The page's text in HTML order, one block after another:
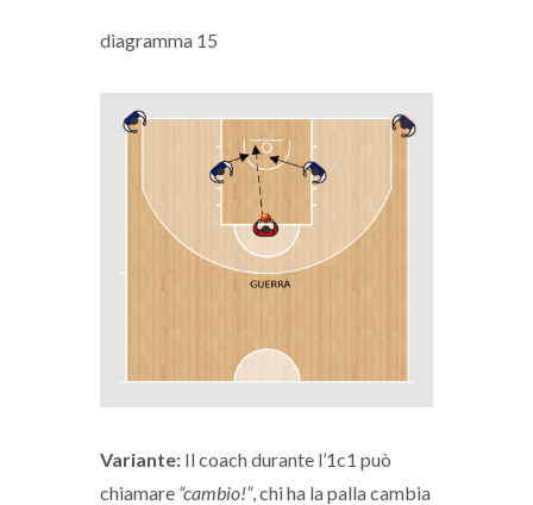
diagramma 15
Variante: Il coach durante l’1c1 può
chiamare “cambio!”, chi ha la palla cambia